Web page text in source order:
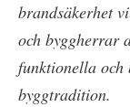
brandsäkerhet
och byggherrar
funktionella
byggtradition.